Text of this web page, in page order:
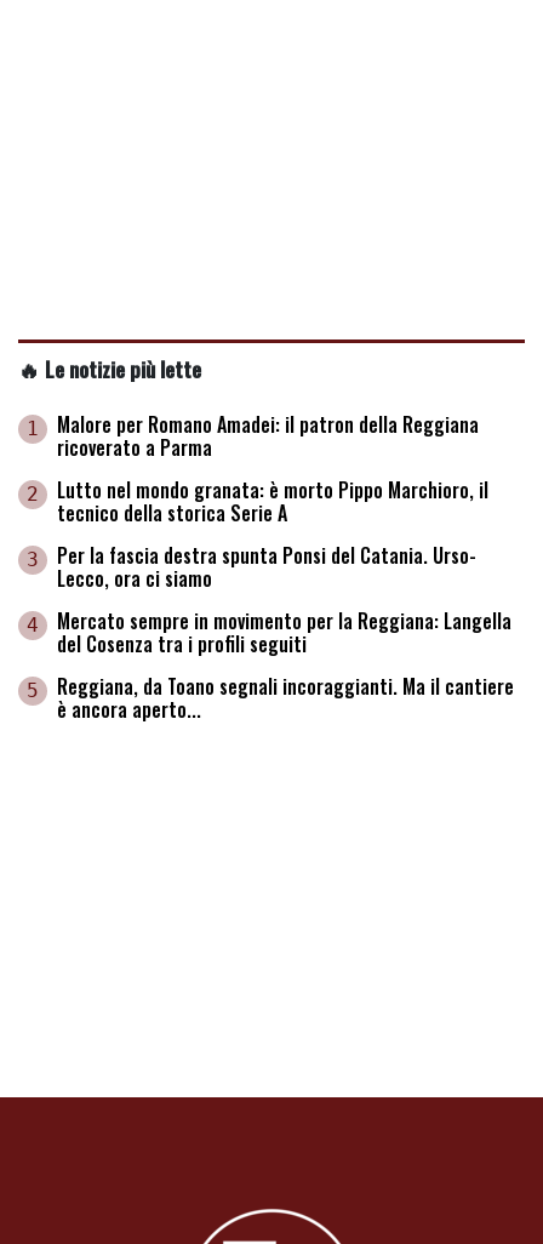
🔥 Le notizie più lette
1 Malore per Romano Amadei: il patron della Reggiana
ricoverato a Parma
2 Lutto nel mondo granata: è morto Pippo Marchioro, il
tecnico della storica Serie A
3 Per la fascia destra spunta Ponsi del Catania. Urso-
Lecco, ora ci siamo
4 Mercato sempre in movimento per la Reggiana: Langella
del Cosenza tra i profili seguiti
5 Reggiana, da Toano segnali incoraggianti. Ma il cantiere
è ancora aperto...